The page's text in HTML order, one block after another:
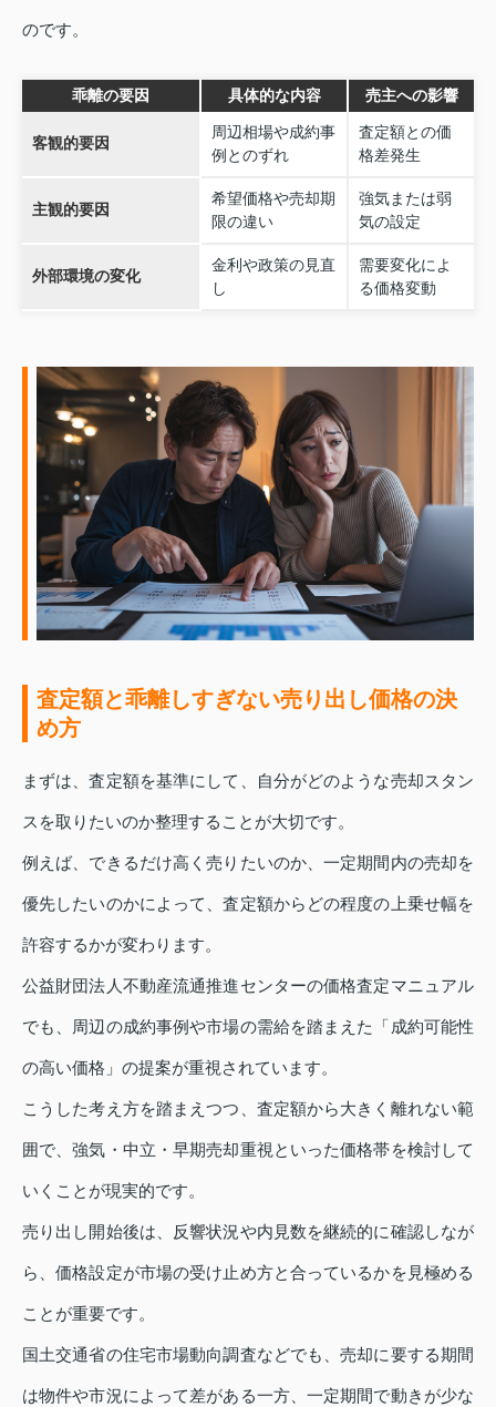
のです。
乖離の要因 具体的な内容 売主への影響
客観的要因
周辺相場や成約事
例とのずれ
査定額との価
格差発生
主観的要因
希望価格や売却期
限の違い
強気または弱
気の設定
外部環境の変化
金利や政策の見直
し
需要変化によ
る価格変動
査定額と乖離しすぎない売り出し価格の決
め方
まずは、査定額を基準にして、自分がどのような売却スタン
スを取りたいのか整理することが大切です。
例えば、できるだけ高く売りたいのか、一定期間内の売却を
優先したいのかによって、査定額からどの程度の上乗せ幅を
許容するかが変わります。
公益財団法人不動産流通推進センターの価格査定マニュアル
でも、周辺の成約事例や市場の需給を踏まえた「成約可能性
の高い価格」の提案が重視されています。
こうした考え方を踏まえつつ、査定額から大きく離れない範
囲で、強気・中立・早期売却重視といった価格帯を検討して
いくことが現実的です。
売り出し開始後は、反響状況や内見数を継続的に確認しなが
ら、価格設定が市場の受け止め方と合っているかを見極める
ことが重要です。
国土交通省の住宅市場動向調査などでも、売却に要する期間
は物件や市況によって差がある一方、一定期間で動きが少な